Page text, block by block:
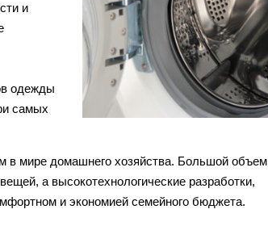
и
одежды
самых
мире домашнего хозяйства. Большой объем
а высокотехнологические разработки,
и экономией семейного бюджета.